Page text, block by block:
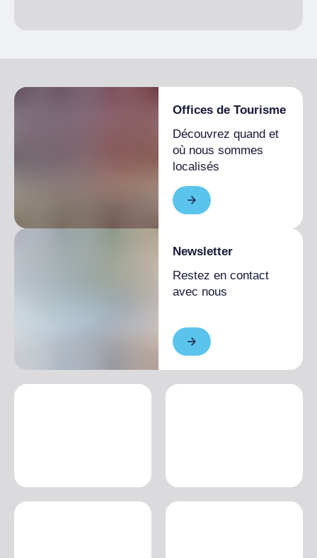
Offices de Tourisme
Découvrez quand et
où nous sommes
localisés
Newsletter
Restez en contact
avec nous